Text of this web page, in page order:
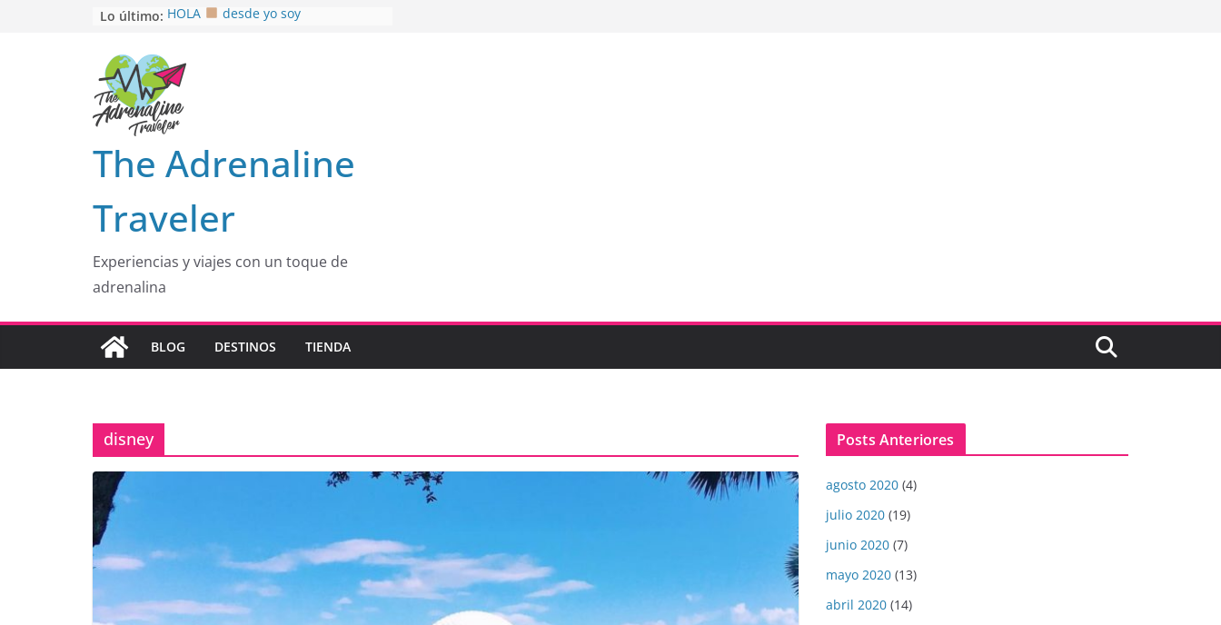
Lo último: HOLA
desde yo soy
EL SENDERO DEL CACAO: Excelente
opción
HOSPEDAJE AL NATURALSHH !!
En
MULITO!
The Adrenaline
Traveler
Experiencias y viajes con un toque de
adrenalina
BLOG DESTINOS TIENDA
disney Posts Anteriores
agosto 2020 (4)
julio 2020 (19)
junio 2020 (7)
mayo 2020 (13)
abril 2020 (14)